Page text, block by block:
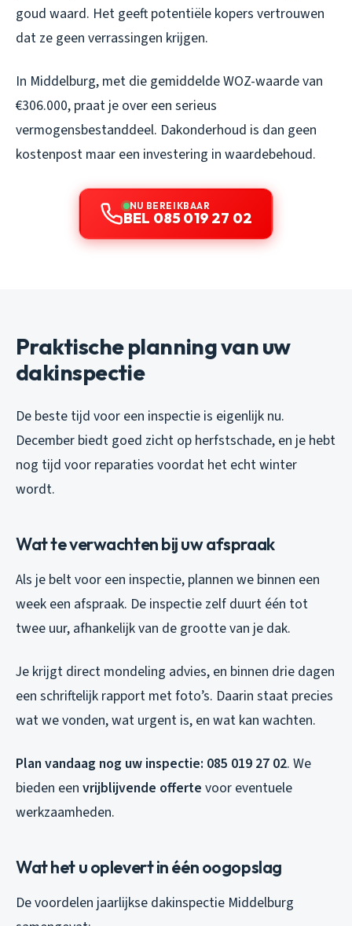
goud waard. Het geeft potentiële kopers vertrouwen
dat ze geen verrassingen krijgen.
In Middelburg, met die gemiddelde WOZ-waarde van
€306.000, praat je over een serieus
vermogensbestanddeel. Dakonderhoud is dan geen
kostenpost maar een investering in waardebehoud.
NU BEREIKBAAR
BEL 085 019 27 02
Praktische planning van uw
dakinspectie
De beste tijd voor een inspectie is eigenlijk nu.
December biedt goed zicht op herfstschade, en je hebt
nog tijd voor reparaties voordat het echt winter
wordt.
Wat te verwachten bij uw afspraak
Als je belt voor een inspectie, plannen we binnen een
week een afspraak. De inspectie zelf duurt één tot
twee uur, afhankelijk van de grootte van je dak.
Je krijgt direct mondeling advies, en binnen drie dagen
een schriftelijk rapport met foto’s. Daarin staat precies
wat we vonden, wat urgent is, en wat kan wachten.
Plan vandaag nog uw inspectie: 085 019 27 02. We
bieden een vrijblijvende offerte voor eventuele
werkzaamheden.
Wat het u oplevert in één oogopslag
De voordelen jaarlijkse dakinspectie Middelburg